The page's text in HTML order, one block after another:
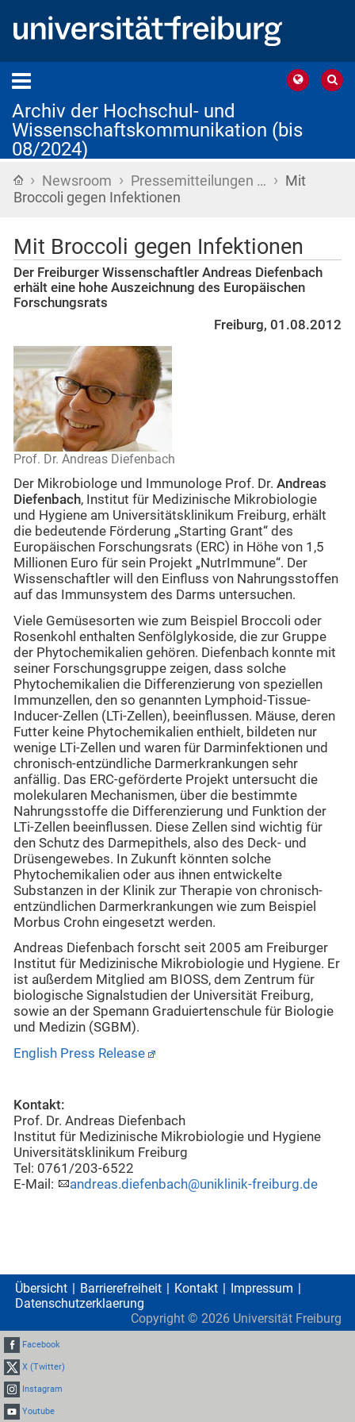
Archiv der Hochschul- und
Wissenschaftskommunikation (bis
08/2024)
Startseite
› Newsroom › Pressemitteilungen … › Mit
Broccoli gegen Infektionen
Mit Broccoli gegen Infektionen
Der Freiburger Wissenschaftler Andreas Diefenbach
erhält eine hohe Auszeichnung des Europäischen
Forschungsrats
Freiburg, 01.08.2012
Prof. Dr. Andreas Diefenbach
Der Mikrobiologe und Immunologe Prof. Dr. Andreas
Diefenbach, Institut für Medizinische Mikrobiologie
und Hygiene am Universitätsklinikum Freiburg, erhält
die bedeutende Förderung „Starting Grant“ des
Europäischen Forschungsrats (ERC) in Höhe von 1,5
Millionen Euro für sein Projekt „NutrImmune“. Der
Wissenschaftler will den Einfluss von Nahrungsstoffen
auf das Immunsystem des Darms untersuchen.
Viele Gemüsesorten wie zum Beispiel Broccoli oder
Rosenkohl enthalten Senfölglykoside, die zur Gruppe
der Phytochemikalien gehören. Diefenbach konnte mit
seiner Forschungsgruppe zeigen, dass solche
Phytochemikalien die Differenzierung von speziellen
Immunzellen, den so genannten Lymphoid-Tissue-
Inducer-Zellen (LTi-Zellen), beeinflussen. Mäuse, deren
Futter keine Phytochemikalien enthielt, bildeten nur
wenige LTi-Zellen und waren für Darminfektionen und
chronisch-entzündliche Darmerkrankungen sehr
anfällig. Das ERC-geförderte Projekt untersucht die
molekularen Mechanismen, über die bestimmte
Nahrungsstoffe die Differenzierung und Funktion der
LTi-Zellen beeinflussen. Diese Zellen sind wichtig für
den Schutz des Darmepithels, also des Deck- und
Drüsengewebes. In Zukunft könnten solche
Phytochemikalien oder aus ihnen entwickelte
Substanzen in der Klinik zur Therapie von chronisch-
entzündlichen Darmerkrankungen wie zum Beispiel
Morbus Crohn eingesetzt werden.
Andreas Diefenbach forscht seit 2005 am Freiburger
Institut für Medizinische Mikrobiologie und Hygiene. Er
ist außerdem Mitglied am BIOSS, dem Zentrum für
biologische Signalstudien der Universität Freiburg,
sowie an der Spemann Graduiertenschule für Biologie
und Medizin (SGBM).
English Press Release
Kontakt:
Prof. Dr. Andreas Diefenbach
Institut für Medizinische Mikrobiologie und Hygiene
Universitätsklinikum Freiburg
Tel: 0761/203-6522
E-Mail:
andreas.diefenbach@uniklinik-freiburg.de
Übersicht Barrierefreiheit Kontakt
Impressum
Datenschutzerklaerung
Copyright © 2026 Universität Freiburg
Facebook
X (Twitter)
Instagram
Youtube